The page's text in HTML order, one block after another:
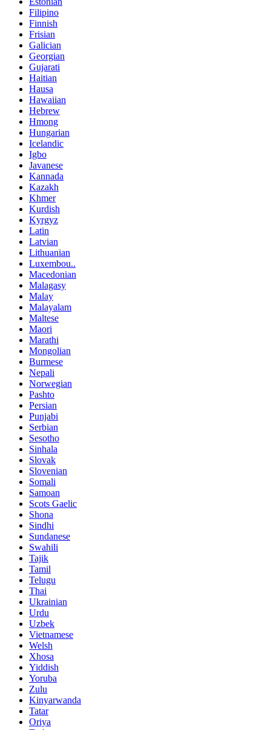
Filipino
Finnish
Frisian
Galician
Georgian
Gujarati
Haitian
Hausa
Hawaiian
Hebrew
Hmong
Hungarian
Icelandic
Igbo
Javanese
Kannada
Kazakh
Khmer
Kurdish
Kyrgyz
Latin
Latvian
Lithuanian
Luxembou..
Macedonian
Malagasy
Malay
Malayalam
Maltese
Maori
Marathi
Mongolian
Burmese
Nepali
Norwegian
Pashto
Persian
Punjabi
Serbian
Sesotho
Sinhala
Slovak
Slovenian
Somali
Samoan
Scots Gaelic
Shona
Sindhi
Sundanese
Swahili
Tajik
Tamil
Telugu
Thai
Ukrainian
Urdu
Uzbek
Vietnamese
Welsh
Xhosa
Yiddish
Yoruba
Zulu
Kinyarwanda
Tatar
Oriya